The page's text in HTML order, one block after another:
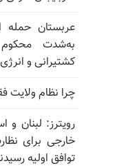
عربستان حمله
به‌شدت
کشتیرانی و
چرا نظام
رویترز: لبنان و
خارجی برای
توافق اولیه